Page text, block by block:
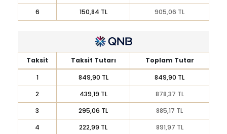
6
150,84 TL 905,06 TL
Taksit Taksit Tutarı
Toplam Tutar
1
849,90 TL
849,90 TL
2
439,19 TL
878,37 TL
3
295,06 TL
885,17 TL
4
222,99 TL
891,97 TL